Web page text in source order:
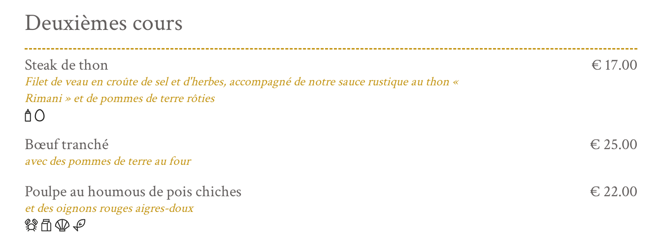
Deuxièmes cours
Steak de thon
Filet de veau en croûte de sel et d'herbes, accompagné de notre sauce rustique au thon «
Rimani » et de pommes de terre rôties
€ 17.00
Bœuf tranché
avec des pommes de terre au four
€ 25.00
Poulpe au houmous de pois chiches
et des oignons rouges aigres-doux
€ 22.00